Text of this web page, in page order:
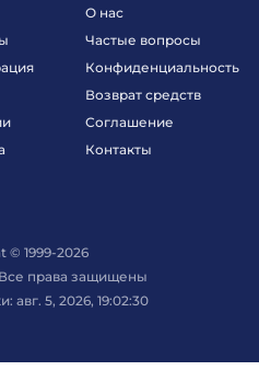
О нас
Частые вопросы
Конфиденциальность
Возврат средств
Соглашение
Контакты
© 1999-2026
права защищены
авг. 5, 2026, 19:02:30